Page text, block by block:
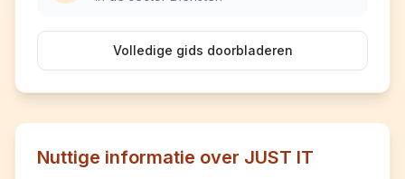
Volledige gids doorbladeren
Nuttige informatie over JUST IT